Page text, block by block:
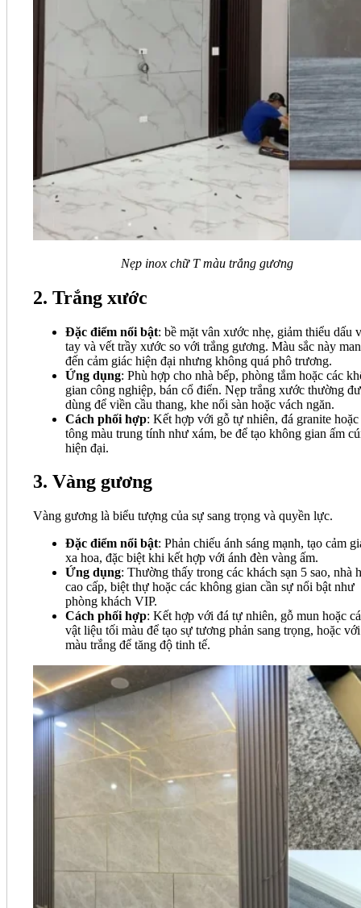
Nẹp inox chữ T màu trắng gương
2. Trắng xước
Đặc điểm nổi bật: bề mặt vân xước nhẹ, giảm thiểu dấu
tay và vết trầy xước so với trắng gương. Màu sắc này
đến cảm giác hiện đại nhưng không quá phô trương.
Ứng dụng: Phù hợp cho nhà bếp, phòng tắm hoặc các
gian công nghiệp, bán cổ điển. Nẹp trắng xước thường
dùng để viền cầu thang, khe nối sàn hoặc vách ngăn.
Cách phối hợp: Kết hợp với gỗ tự nhiên, đá granite hoặc
tông màu trung tính như xám, be để tạo không gian ấm
hiện đại.
3. Vàng gương
Vàng gương là biểu tượng của sự sang trọng và quyền lực.
Đặc điểm nổi bật: Phản chiếu ánh sáng mạnh, tạo cảm
xa hoa, đặc biệt khi kết hợp với ánh đèn vàng ấm.
Ứng dụng: Thường thấy trong các khách sạn 5 sao, nhà
cao cấp, biệt thự hoặc các không gian cần sự nổi bật như
phòng khách VIP.
Cách phối hợp: Kết hợp với đá tự nhiên, gỗ mun hoặc
vật liệu tối màu để tạo sự tương phản sang trọng, hoặc với
màu trắng để tăng độ tinh tế.